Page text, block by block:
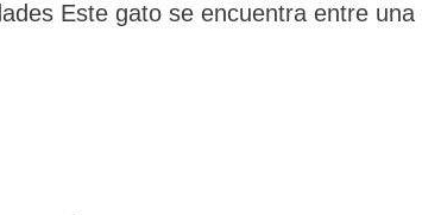
Este gato se encuentra entre